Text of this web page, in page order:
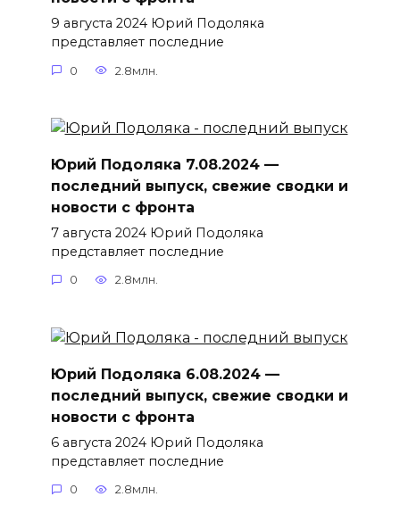
9 августа 2024 Юрий Подоляка
представляет последние
0 2.8млн.
Юрий Подоляка 7.08.2024 —
последний выпуск, свежие сводки и
новости с фронта
7 августа 2024 Юрий Подоляка
представляет последние
0 2.8млн.
Юрий Подоляка 6.08.2024 —
последний выпуск, свежие сводки и
новости с фронта
6 августа 2024 Юрий Подоляка
представляет последние
0 2.8млн.